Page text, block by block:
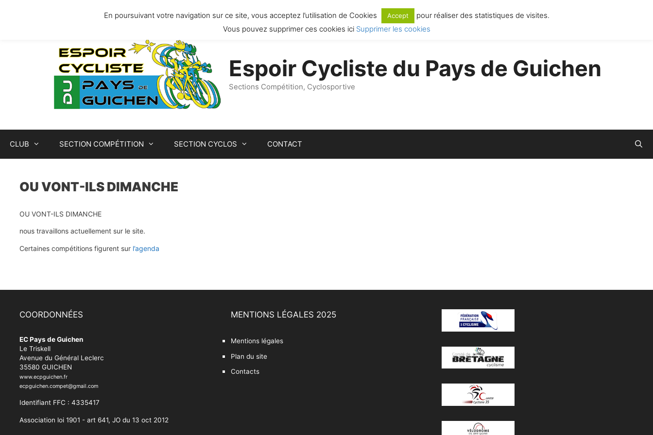
| Identifiant FFC : 4335417 | Association loi 1901 - art 641, JO du 13 oct 2012 | Le Triskell - Av. Gal Leclerc | 35580 GUICHEN |
Espoir Cycliste du Pays de Guichen
Sections Compétition, Cyclosportive
CLUB SECTION COMPÉTITION SECTION CYCLOS CONTACT
OU VONT-ILS DIMANCHE
OU VONT-ILS DIMANCHE
nous travaillons actuellement sur le site.
Certaines compétitions figurent sur l’agenda
COORDONNÉES
EC Pays de Guichen
Le Triskell
Avenue du Général Leclerc
35580 GUICHEN
www.ecpguichen.fr
ecpguichen.compet@gmail.com
Identifiant FFC : 4335417
Association loi 1901 - art 641, JO du 13 oct 2012
MENTIONS LÉGALES 2025
Mentions légales
Plan du site
Contacts
En poursuivant votre navigation sur ce site, vous acceptez l’utilisation de Cookies Accept
pour réaliser des statistiques de visites.
Vous pouvez supprimer ces cookies ici Supprimer les cookies